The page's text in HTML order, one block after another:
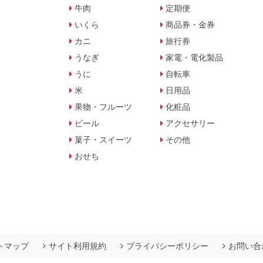
牛肉
いくら
カニ
うなぎ
うに
米
果物・フルーツ
ビール
菓子・スイーツ
おせち
定期便
商品券・金券
旅行券
家電・電化製品
自転車
日用品
化粧品
アクセサリー
その他
マップ サイト利用規約 プライバシーポリシー お問い